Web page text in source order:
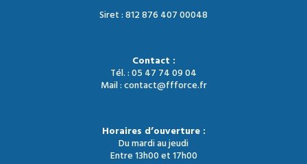
Siret : 812 876 407 00048
Contact :
Tél. : 05 47 74 09 04
Mail : contact@ffforce.fr
Horaires d’ouverture :
Du mardi au jeudi
Entre 13h00 et 17h00